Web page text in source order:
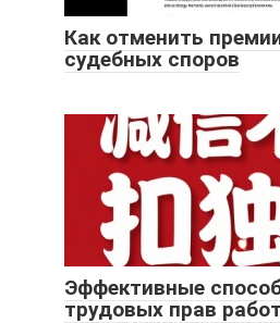
Как отменить
судебных споров
Эффективные
трудовых прав